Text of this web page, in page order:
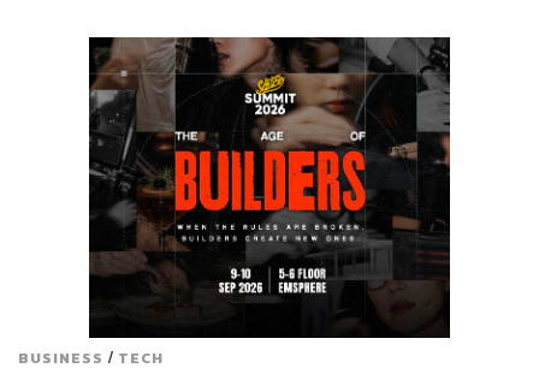
BUSINESS / TECH